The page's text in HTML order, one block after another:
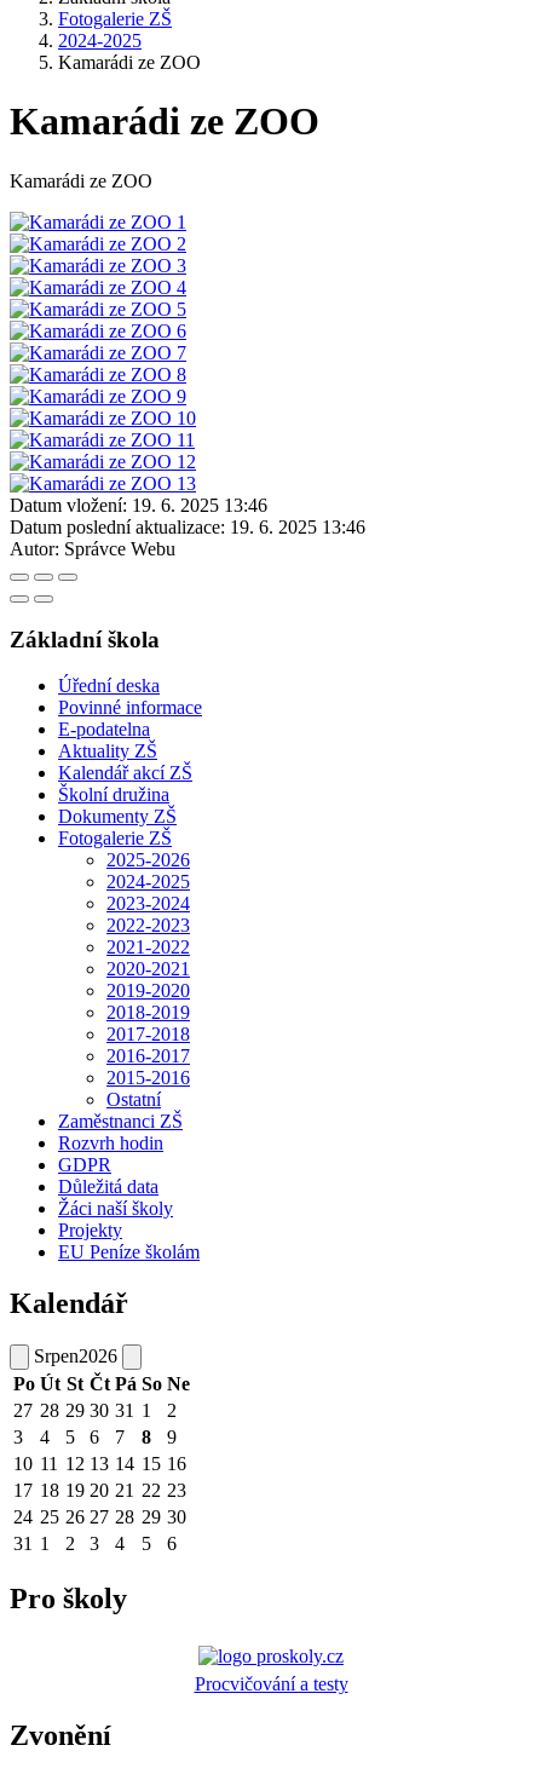
Fotogalerie ZŠ
2024-2025
Kamarádi ze ZOO
Kamarádi ze ZOO
Kamarádi ze ZOO
Datum vložení: 19. 6. 2025 13:46
Datum poslední aktualizace: 19. 6. 2025 13:46
Autor: Správce Webu
Základní škola
Úřední deska
Povinné informace
E-podatelna
Aktuality ZŠ
Kalendář akcí ZŠ
Školní družina
Dokumenty ZŠ
Fotogalerie ZŠ
2025-2026
2024-2025
2023-2024
2022-2023
2021-2022
2020-2021
2019-2020
2018-2019
2017-2018
2016-2017
2015-2016
Ostatní
Zaměstnanci ZŠ
Rozvrh hodin
GDPR
Důležitá data
Žáci naší školy
Projekty
EU Peníze školám
Kalendář
Srpen2026
Po Út St Čt Pá So Ne
27 28 29 30 31 1
2
3
4 5 6 7 8
9
10 11 12 13 14 15 16
17 18 19 20 21 22 23
24 25 26 27 28 29 30
31 1 2 3 4 5 6
Pro školy
Procvičování a testy
Zvonění